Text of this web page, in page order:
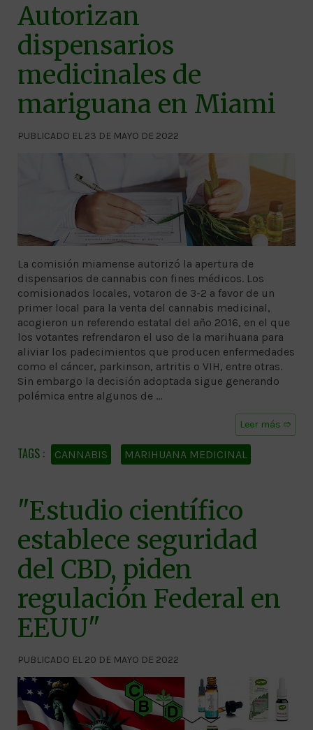
Autorizan
dispensarios
medicinales de
mariguana en Miami
PUBLICADO EL 23 DE MAYO DE 2022
La comisión miamense autorizó la apertura de
dispensarios de cannabis con fines médicos. Los
comisionados locales, votaron de 3-2 a favor de un
primer local para la venta del cannabis medicinal,
acogieron un referendo estatal del año 2016, en el que
los votantes refrendaron el uso de la marihuana para
aliviar los padecimientos que producen enfermedades
como el cáncer, parkinson, artritis o VIH, entre otras.
Sin embargo la decisión adoptada sigue generando
polémica entre algunos de …
Leer más ➱
CANNABIS MARIHUANA MEDICINAL
"Estudio científico
establece seguridad
del CBD, piden
regulación Federal en
EEUU"
PUBLICADO EL 20 DE MAYO DE 2022